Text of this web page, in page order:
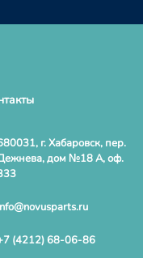
г. Хабаровск, пер.
дом №18 А, оф.
(4212) 68-06-86